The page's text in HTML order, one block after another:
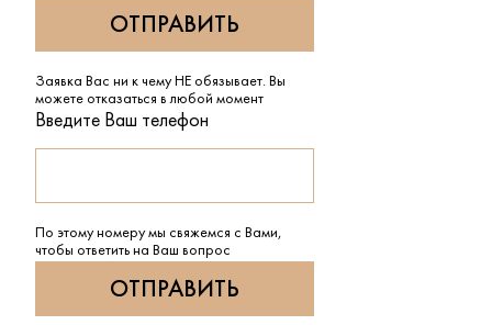
Заявка Вас ни к чему НЕ обязывает. Вы
можете отказаться в любой момент
Введите Ваш телефон
По этому номеру мы свяжемся с Вами,
чтобы ответить на Ваш вопрос